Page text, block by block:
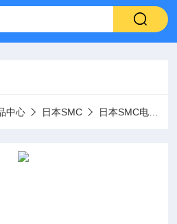
中心 日本SMC 日本SMC电磁阀